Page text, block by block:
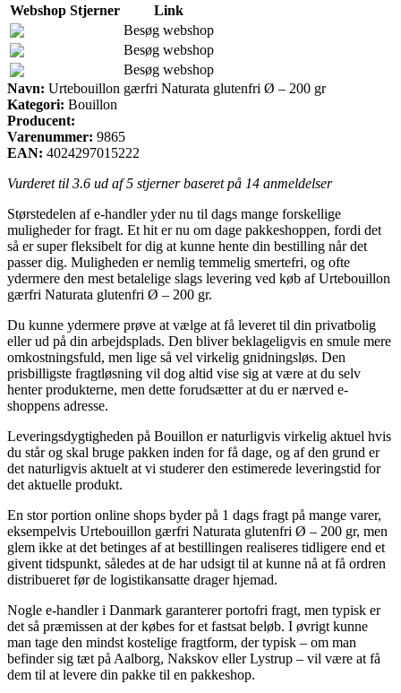
Webshop Stjerner
Link
Besøg webshop
Besøg webshop
Besøg webshop
Navn: Urtebouillon gærfri Naturata glutenfri Ø – 200 gr
Kategori: Bouillon
Producent:
Varenummer: 9865
EAN: 4024297015222
Vurderet til 3.6 ud af 5 stjerner baseret på 14 anmeldelser
Størstedelen af e-handler yder nu til dags mange forskellige
muligheder for fragt. Et hit er nu om dage pakkeshoppen, fordi det
så er super fleksibelt for dig at kunne hente din bestilling når det
passer dig. Muligheden er nemlig temmelig smertefri, og ofte
ydermere den mest betalelige slags levering ved køb af Urtebouillon
gærfri Naturata glutenfri Ø – 200 gr.
Du kunne ydermere prøve at vælge at få leveret til din privatbolig
eller ud på din arbejdsplads. Den bliver beklageligvis en smule mere
omkostningsfuld, men lige så vel virkelig gnidningsløs. Den
prisbilligste fragtløsning vil dog altid vise sig at være at du selv
henter produkterne, men dette forudsætter at du er nærved e-
shoppens adresse.
Leveringsdygtigheden på Bouillon er naturligvis virkelig aktuel hvis
du står og skal bruge pakken inden for få dage, og af den grund er
det naturligvis aktuelt at vi studerer den estimerede leveringstid for
det aktuelle produkt.
En stor portion online shops byder på 1 dags fragt på mange varer,
eksempelvis Urtebouillon gærfri Naturata glutenfri Ø – 200 gr, men
glem ikke at det betinges af at bestillingen realiseres tidligere end et
givent tidspunkt, således at de har udsigt til at kunne nå at få ordren
distribueret før de logistikansatte drager hjemad.
Nogle e-handler i Danmark garanterer portofri fragt, men typisk er
det så præmissen at der købes for et fastsat beløb. I øvrigt kunne
man tage den mindst kostelige fragtform, der typisk – om man
befinder sig tæt på Aalborg, Nakskov eller Lystrup – vil være at få
dem til at levere din pakke til en pakkeshop.